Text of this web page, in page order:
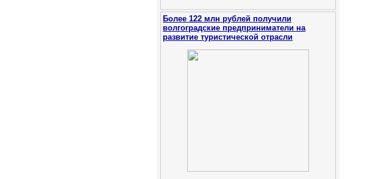
Более 122 млн рублей получили
волгоградские предприниматели на
развитие туристической отрасли